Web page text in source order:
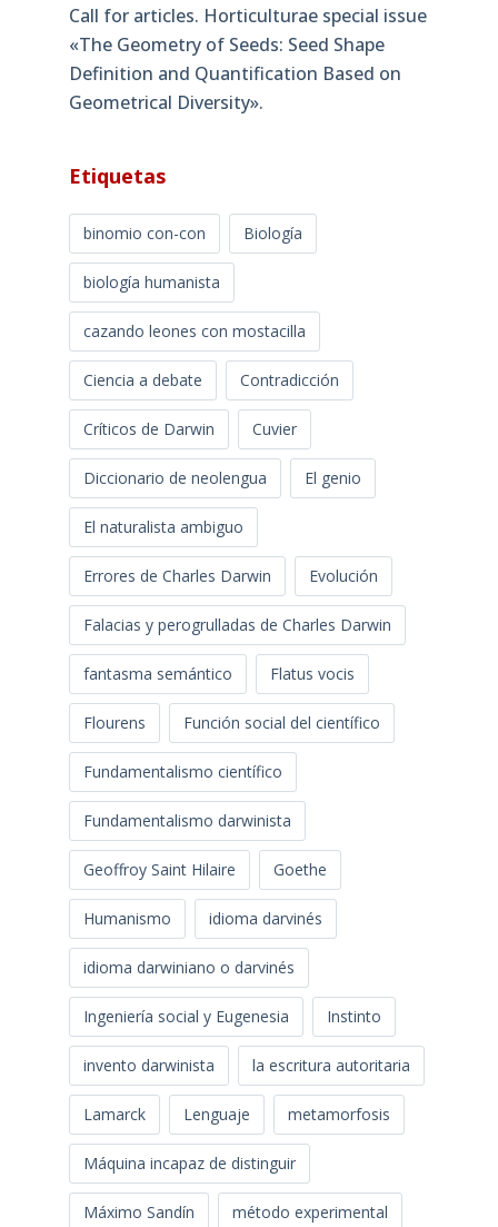
Call for articles. Horticulturae special issue
«The Geometry of Seeds: Seed Shape
Definition and Quantification Based on
Geometrical Diversity»​.
Etiquetas
binomio con-con Biología
biología humanista
cazando leones con mostacilla
Ciencia a debate Contradicción
Críticos de Darwin Cuvier
Diccionario de neolengua El genio
El naturalista ambiguo
Errores de Charles Darwin Evolución
Falacias y perogrulladas de Charles Darwin
fantasma semántico Flatus vocis
Flourens Función social del científico
Fundamentalismo científico
Fundamentalismo darwinista
Geoffroy Saint Hilaire Goethe
Humanismo idioma darvinés
idioma darwiniano o darvinés
Ingeniería social y Eugenesia Instinto
invento darwinista la escritura autoritaria
Lamarck Lenguaje metamorfosis
Máquina incapaz de distinguir
Máximo Sandín método experimental